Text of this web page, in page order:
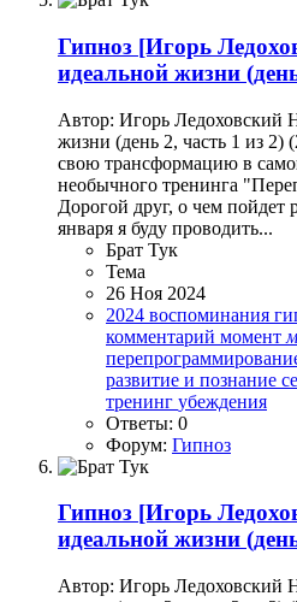
Гипноз [Игорь
идеальной жизни
Автор: Игорь Ледоховский
жизни (день 2, часть 1 из 2)
свою трансформацию в
необычного тренинга
Дорогой друг, о чем пойдет
января я буду проводить...
Брат Тук
Тема
26 Ноя 2024
2024 воспоминания
комментарий момент
развитие и познание
тренинг убеждения
Ответы: 0
Форум: Гипноз
Гипноз [Игорь
идеальной жизни
Автор: Игорь Ледоховский